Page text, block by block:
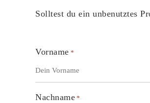
Solltest du ein unbenutztes
Vorname *
Nachname *